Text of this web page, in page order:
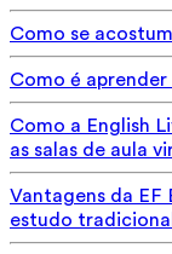
Como se
Como é aprender
Como a English
as salas de aula
Vantagens da EF
estudo tradicional